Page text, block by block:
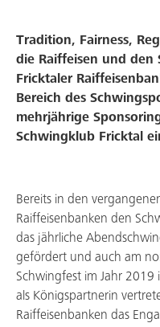
Service & Support
Aktuelles & Angebote
Mitgliedschaft
Arbeiten bei uns
Tradition, Fairness,
die Raiffeisen und den
Fricktaler
Bereich des
mehrjährige
Schwingklub Fricktal
Bereits in den
Raiffeisenbanken den
das jährliche
gefördert und auch am
Schwingfest im Jahr 2019
als Königspartnerin
Raiffeisenbanken das